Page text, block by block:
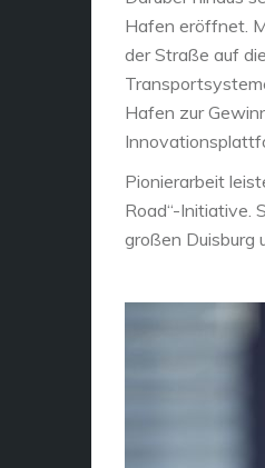
Hafen eröffnet.
der Straße auf
Hafen zur
Pionierarbeit
Road“-Initiative.
großen Duisburg